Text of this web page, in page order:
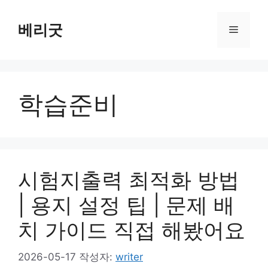
베리굿 메
학습준비
시험지출력 최적화 방법
| 용지 설정 팁 | 문제 배
치 가이드 직접 해봤어요
2026-05-17 작성자: writer